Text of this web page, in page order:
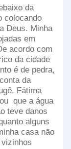
da
colocando
Deus. Minha
em
acordo com
da cidade
é de pedra,
da
Fátima
que a água
teve danos
alguns
casa não